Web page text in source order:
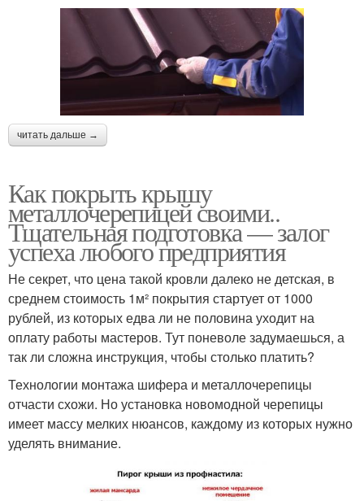
читать дальше →
Как покрыть крышу
металлочерепицей своими..
Тщательная подготовка — залог
успеха любого предприятия
Не секрет, что цена такой кровли далеко не детская, в
среднем стоимость 1м² покрытия стартует от 1000
рублей, из которых едва ли не половина уходит на
оплату работы мастеров. Тут поневоле задумаешься, а
так ли сложна инструкция, чтобы столько платить?
Технологии монтажа шифера и металлочерепицы
отчасти схожи. Но установка новомодной черепицы
имеет массу мелких нюансов, каждому из которых нужно
уделять внимание.